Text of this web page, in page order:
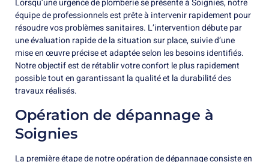
Lorsqu’une urgence de plomberie se présente à Soignies, notre
équipe de professionnels est prête à intervenir rapidement pour
résoudre vos problèmes sanitaires. L’intervention débute par
une évaluation rapide de la situation sur place, suivie d’une
mise en œuvre précise et adaptée selon les besoins identifiés.
Notre objectif est de rétablir votre confort le plus rapidement
possible tout en garantissant la qualité et la durabilité des
travaux réalisés.
Opération de dépannage à
Soignies
La première étape de notre opération de dépannage consiste en